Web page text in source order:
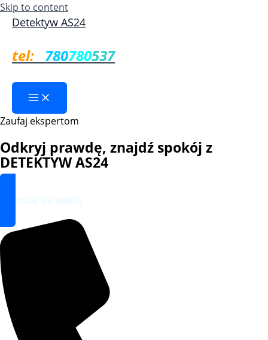
Skip to content
Detektyw AS24
tel: 780780537
Zaufaj ekspertom
Odkryj prawdę, znajdź spokój z
DETEKTYW AS24
DOWIEDZ SIĘ WIĘCEJ